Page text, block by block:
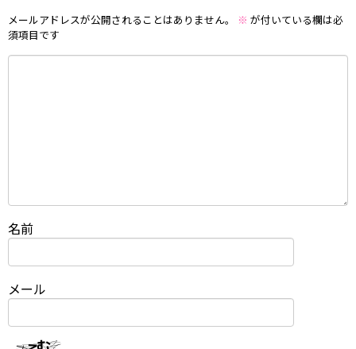
メールアドレスが公開されることはありません。 ※ が付いている欄は必
須項目です
名前
メール